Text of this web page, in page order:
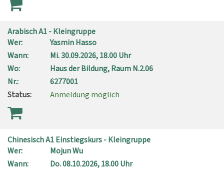
Arabisch A1 - Kleingruppe
Wer:
Yasmin Hasso
Wann:
Mi.30.09.2026, 18.00 Uhr
Wo:
Haus der Bildung, Raum N.2.06
Nr.:
6277001
Status:
Anmeldung möglich
Chinesisch A1 Einstiegskurs - Kleingruppe
Wer:
Mojun Wu
Wann:
Do.08.10.2026, 18.00 Uhr